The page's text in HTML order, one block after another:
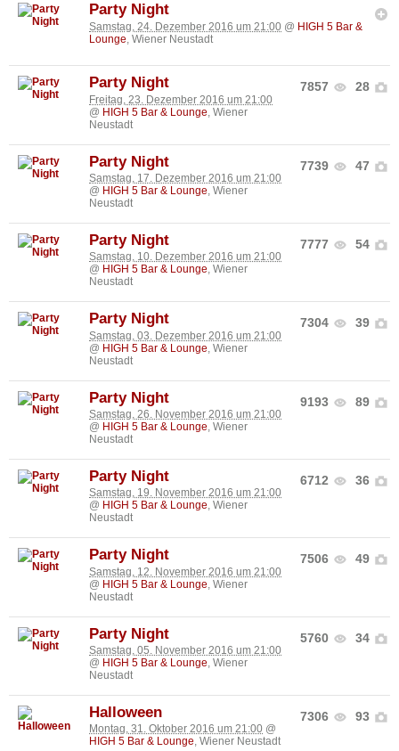
Party Night
Samstag, 24. Dezember 2016 um 21:00 @ HIGH 5 Bar &
Lounge , Wiener Neustadt
7857 28
Party Night
Freitag, 23. Dezember 2016 um 21:00
@ HIGH 5 Bar & Lounge , Wiener
Neustadt
7739 47
Party Night
Samstag, 17. Dezember 2016 um 21:00
@ HIGH 5 Bar & Lounge, Wiener
Neustadt
7777 54
Party Night
Samstag, 10. Dezember 2016 um 21:00
@ HIGH 5 Bar & Lounge, Wiener
Neustadt
7304 39
Party Night
Samstag, 03. Dezember 2016 um 21:00
@ HIGH 5 Bar & Lounge , Wiener
Neustadt
9193 89
Party Night
Samstag, 26. November 2016 um 21:00
@ HIGH 5 Bar & Lounge, Wiener
Neustadt
6712 36
Party Night
Samstag, 19. November 2016 um 21:00
@ HIGH 5 Bar & Lounge, Wiener
Neustadt
7506 49
Party Night
Samstag, 12. November 2016 um 21:00
@ HIGH 5 Bar & Lounge , Wiener
Neustadt
5760 34
Party Night
Samstag, 05. November 2016 um 21:00
@ HIGH 5 Bar & Lounge, Wiener
Neustadt
7306 93
Halloween
Montag, 31. Oktober 2016 um 21:00 @
HIGH 5 Bar & Lounge, Wiener Neustadt